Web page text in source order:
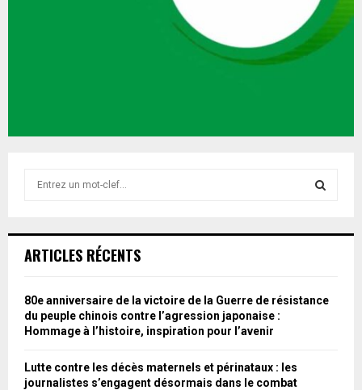
h
o
r
:
ARTICLES RÉCENTS
80e anniversaire de la victoire de la Guerre de résistance
du peuple chinois contre l’agression japonaise :
Hommage à l’histoire, inspiration pour l’avenir
Lutte contre les décès maternels et périnataux : les
journalistes s’engagent désormais dans le combat